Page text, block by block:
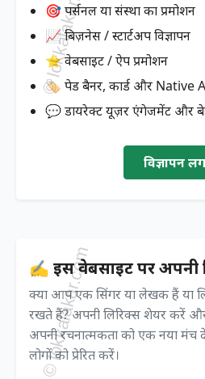
🎯 पर्सनल या संस्था का प्रमोशन
📈 बिज़नेस / स्टार्टअप विज्ञापन
⭐ वेबसाइट / ऐप प्रमोशन
🏷️ पेड बैनर, कार्ड और Native
💬 डायरेक्ट यूज़र एंगेजमेंट और
विज्ञापन
✍️ इस वेबसाइट पर अपनी
क्या आप एक सिंगर या लेखक हैं या
रखते हैं? अपनी लिरिक्स शेयर करें
अपनी रचनात्मकता को एक नया
लोगों को प्रेरित करें।